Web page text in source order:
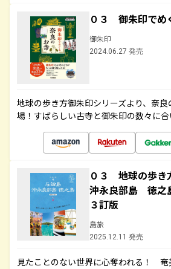
０３ 御朱印でめ
御朱印
2024.06.27 発売
地球の歩き方御朱印シリーズより、奈
場！すばらしい古寺と御朱印の数々に
０３ 地球の歩
沖永良部島 徳之
３訂版
島旅
2025.12.11 発売
見たことのない世界に心奪われる！ 奄